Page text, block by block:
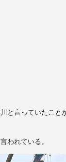
言っていたこと
われている。